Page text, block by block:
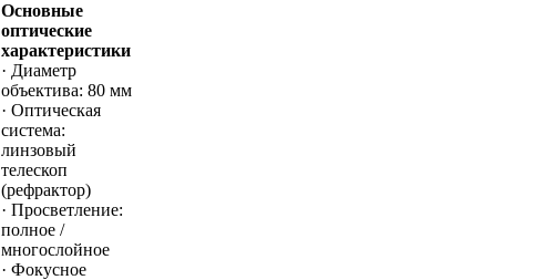
Основные
оптические
характеристики
· Диаметр
объектива: 80 мм
· Оптическая
система:
линзовый
телескоп
(рефрактор)
· Просветление:
полное /
многослойное
· Фокусное